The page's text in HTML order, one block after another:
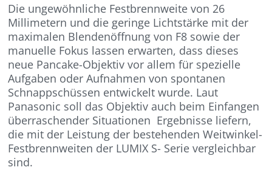
Die ungewöhnliche Festbrennweite von 26
Millimetern und die geringe Lichtstärke mit der
maximalen Blendenöffnung von F8 sowie der
manuelle Fokus lassen erwarten, dass dieses
neue Pancake-Objektiv vor allem für spezielle
Aufgaben oder Aufnahmen von spontanen
Schnappschüssen entwickelt wurde. Laut
Panasonic soll das Objektiv auch beim Einfangen
überraschender Situationen Ergebnisse liefern,
die mit der Leistung der bestehenden Weitwinkel-
Festbrennweiten der LUMIX S- Serie vergleichbar
sind.